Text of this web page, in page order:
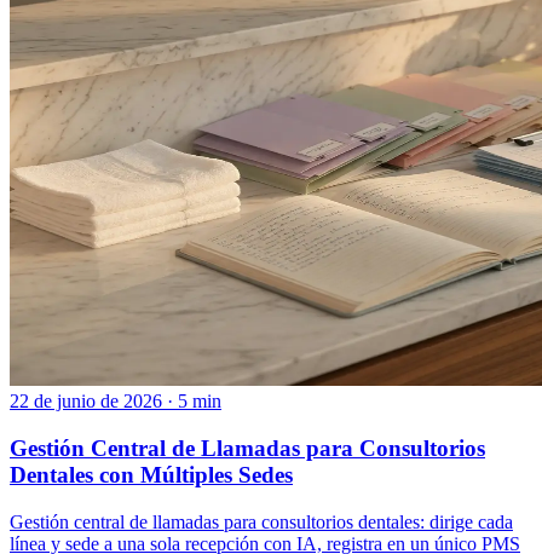
22 de junio de 2026 · 5 min
Gestión Central de Llamadas para Consultorios
Dentales con Múltiples Sedes
Gestión central de llamadas para consultorios dentales: dirige cada
línea y sede a una sola recepción con IA, registra en un único PMS